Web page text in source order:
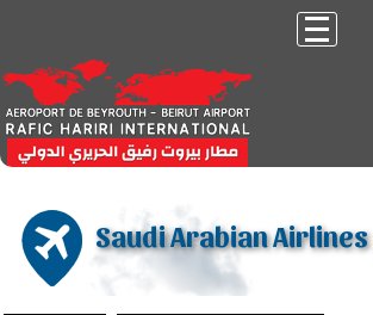
Saudi Arabian Airlines